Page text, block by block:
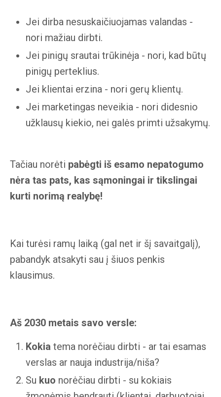
Jei dirba nesuskaičiuojamas valandas -
nori mažiau dirbti.
Jei pinigų srautai trūkinėja - nori, kad būtų
pinigų perteklius.
Jei klientai erzina - nori gerų klientų.
Jei marketingas neveikia - nori didesnio
užklausų kiekio, nei galės primti užsakymų.
Tačiau norėti pabėgti iš esamo nepatogumo
nėra tas pats, kas sąmoningai ir tikslingai
kurti norimą realybę!
Kai turėsi ramų laiką (gal net ir šį savaitgalį),
pabandyk atsakyti sau į šiuos penkis
klausimus.
Aš 2030 metais savo versle:
Kokia tema norėčiau dirbti - ar tai esamas
verslas ar nauja industrija/niša?
Su kuo norėčiau dirbti - su kokiais